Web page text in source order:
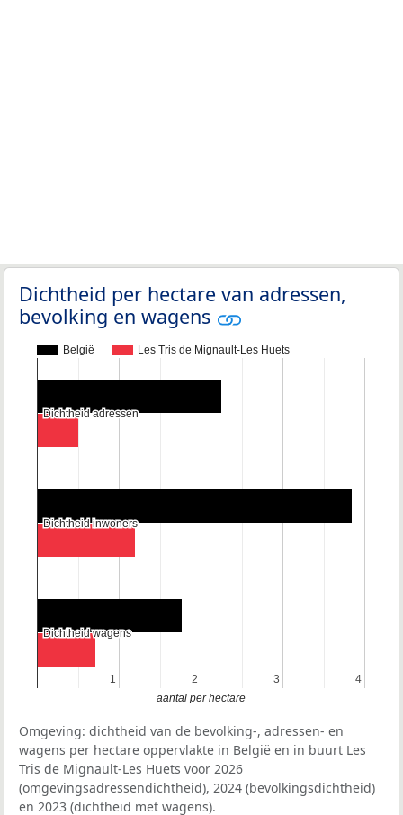
Dichtheid per hectare van adressen,
bevolking en wagens
België Les Tris de Mignault-Les Huets
1
1 2
2 3
3 4
4
Dichtheid adressen
Dichtheid adressen
Dichtheid inwoners
Dichtheid inwoners
Dichtheid wagens
Dichtheid wagens
aantal per hectare
Omgeving: dichtheid van de bevolking-, adressen- en
wagens per hectare oppervlakte in België en in buurt Les
Tris de Mignault-Les Huets voor 2026
(omgevingsadressendichtheid), 2024 (bevolkingsdichtheid)
en 2023 (dichtheid met wagens).